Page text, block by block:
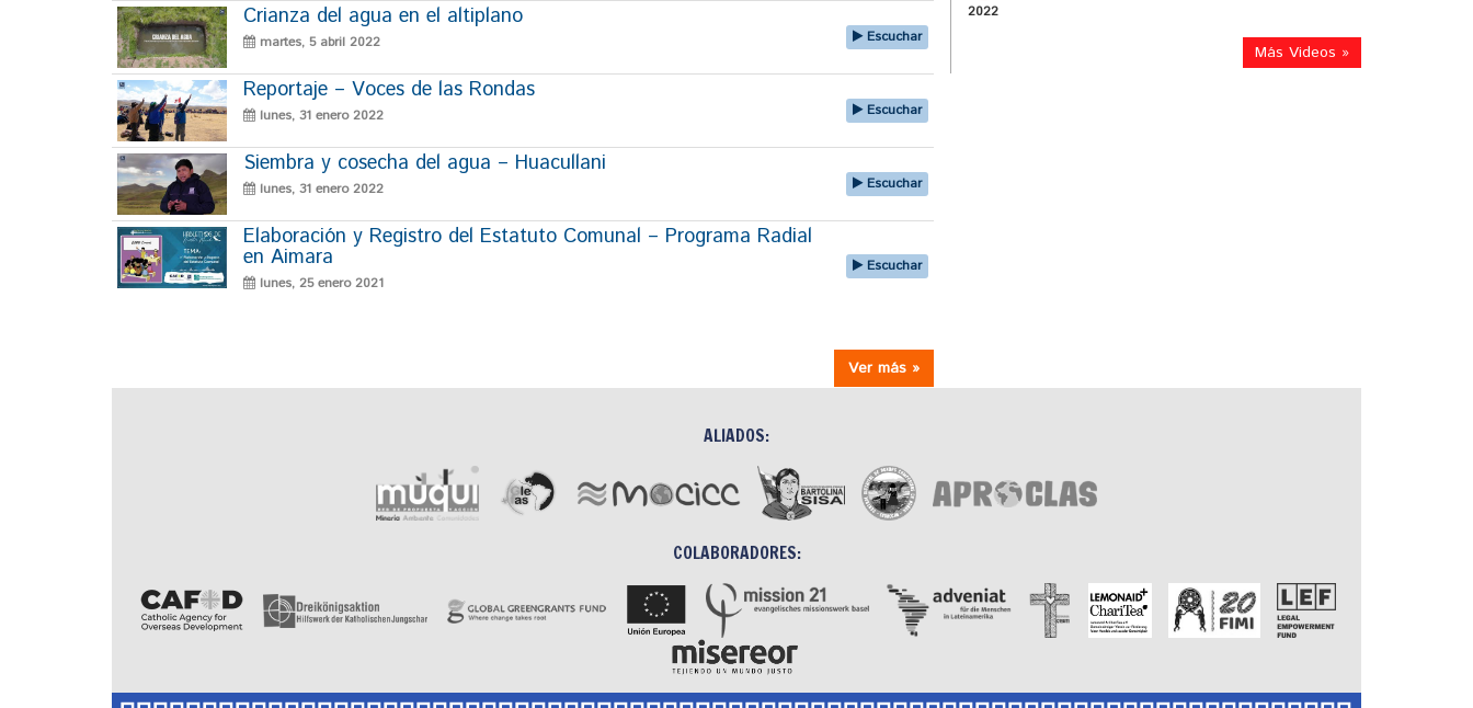
Crianza del agua en el altiplano
martes, 5 abril 2022 Escuchar
Reportaje – Voces de las Rondas
lunes, 31 enero 2022 Escuchar
Siembra y cosecha del agua – Huacullani
lunes, 31 enero 2022 Escuchar
Elaboración y Registro del Estatuto Comunal – Programa Radial
en Aimara
lunes, 25 enero 2021
Escuchar
Ver más »
2022
Más Videos »
ALIADOS:
COLABORADORES: